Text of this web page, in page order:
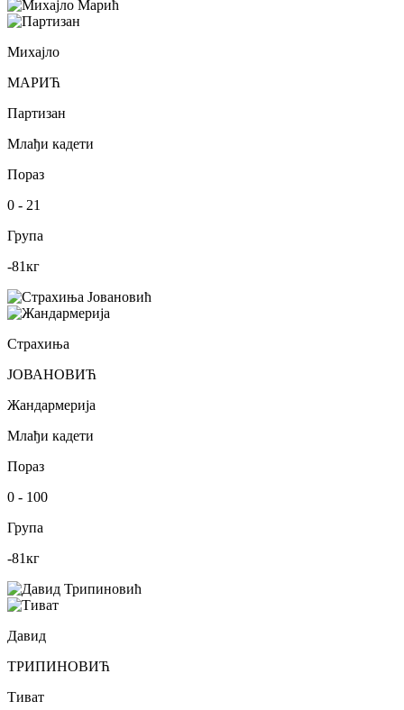
Михајло
МАРИЋ
Партизан
Млађи кадети
Пораз
0 - 21
Група
-81кг
Страхиња
ЈОВАНОВИЋ
Жандармерија
Млађи кадети
Пораз
0 - 100
Група
-81кг
Давид
ТРИПИНОВИЋ
Тиват